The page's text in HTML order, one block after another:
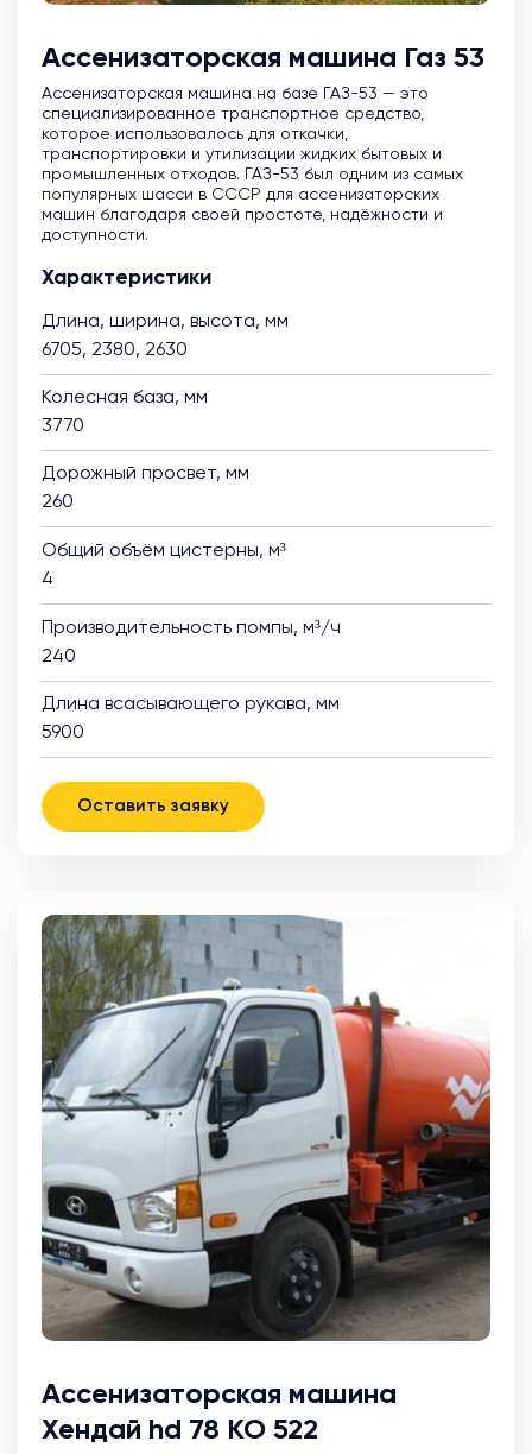
Ассенизаторская машина Газ 53
Ассенизаторская машина на базе ГАЗ-53 — это
специализированное транспортное средство,
которое использовалось для откачки,
транспортировки и утилизации жидких бытовых и
промышленных отходов. ГАЗ-53 был одним из самых
популярных шасси в СССР для ассенизаторских
машин благодаря своей простоте, надёжности и
доступности.
Характеристики
Длина, ширина, высота, мм
6705, 2380, 2630
Колесная база, мм
3770
Дорожный просвет, мм
260
Общий объём цистерны, м³
4
Производительность помпы, м³/ч
240
Длина всасывающего рукава, мм
5900
Оставить заявку
Ассенизаторская машина
Хендай hd 78 КО 522